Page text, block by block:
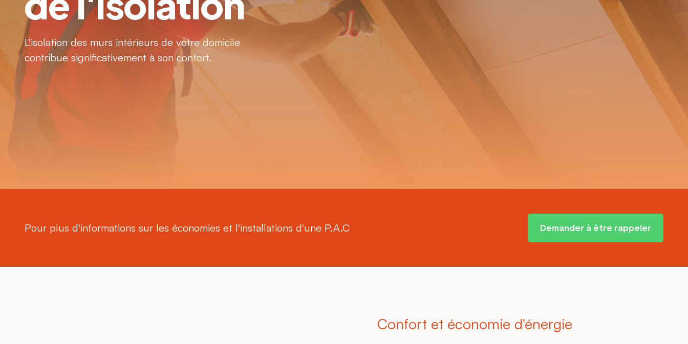
L'isolation des murs intérieurs de votre domicile
contribue significativement à son confort.
Pour plus d'informations sur les économies et l'installations d'une P.A.C Demander à être rappeler
Confort et économie d'énergie